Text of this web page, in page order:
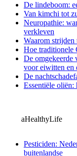
De lindeboom:
Van kimchi tot
Neuropathie:
verkleven
Waarom strijden
Hoe traditionele
De omgekeerde
voor eiwitten en
De
Essentiële
aHealthyLife
Pesticiden:
buitenlandse